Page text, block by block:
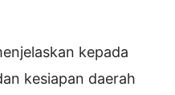
kepada
kesiapan daerah